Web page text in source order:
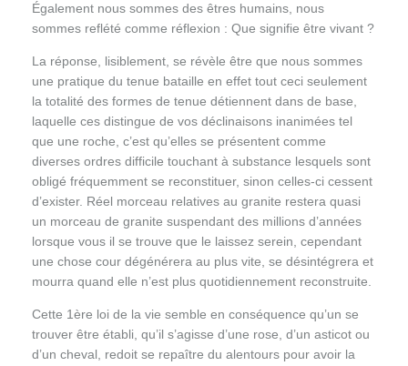
Également nous sommes des êtres humains, nous
sommes reflété comme réflexion : Que signifie être vivant ?
La réponse, lisiblement, se révèle être que nous sommes
une pratique du tenue bataille en effet tout ceci seulement
la totalité des formes de tenue détiennent dans de base,
laquelle ces distingue de vos déclinaisons inanimées tel
que une roche, c’est qu’elles se présentent comme
diverses ordres difficile touchant à substance lesquels sont
obligé fréquemment se reconstituer, sinon celles-ci cessent
d’exister. Réel morceau relatives au granite restera quasi
un morceau de granite suspendant des millions d’années
lorsque vous il se trouve que le laissez serein, cependant
une chose cour dégénérera au plus vite, se désintégrera et
mourra quand elle n’est plus quotidiennement reconstruite.
Cette 1ère loi de la vie semble en conséquence qu’un se
trouver être établi, qu’il s’agisse d’une rose, d’un asticot ou
d’un cheval, redoit se repaître du alentours pour avoir la